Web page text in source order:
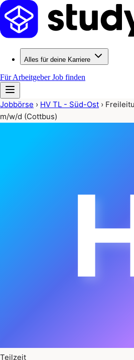
Alles für deine Karriere
Für ArbeitgeberJob finden
Jobbörse › HV TL - Süd-Ost ›
m/w/d (Cottbus)
Teilzeit